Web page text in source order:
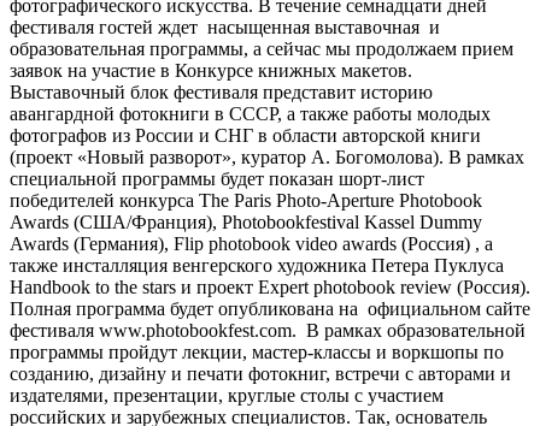
фотографического искусства. В течение семнадцати дней
фестиваля гостей ждет насыщенная выставочная и
образовательная программы, а сейчас мы продолжаем прием
заявок на участие в Конкурсе книжных макетов.
Выставочный блок фестиваля представит историю
авангардной фотокниги в СССР, а также работы молодых
фотографов из России и СНГ в области авторской книги
(проект «Новый разворот», куратор А. Богомолова). В рамках
специальной программы будет показан шорт-лист
победителей конкурса The Paris Photo-Aperture Photobook
Awards (США/Франция), Photobookfestival Kassel Dummy
Awards (Германия), Flip photobook video awards (Россия) , a
также инсталляция венгерского художника Петера Пуклуса
Handbook to the stars и проект Expert photobook review (Россия).
Полная программа будет опубликована на официальном сайте
фестиваля www.photobookfest.com. В рамках образовательной
программы пройдут лекции, мастер-классы и воркшопы по
созданию, дизайну и печати фотокниг, встречи с авторами и
издателями, презентации, круглые столы с участием
российских и зарубежных специалистов. Так, основатель